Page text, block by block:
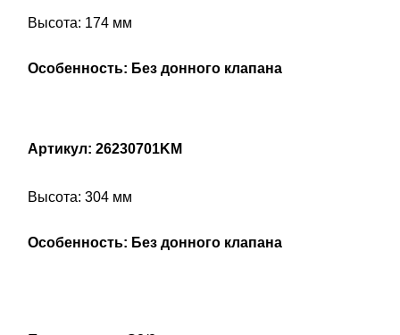
Высота: 174 мм
Особенность: Без донного клапана
Артикул: 26230701KM
Высота: 304 мм
Особенность: Без донного клапана